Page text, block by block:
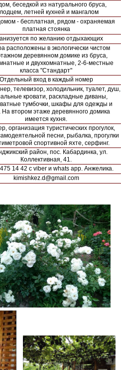
беседкой из натурального бруса,
летней кухней и мангалом
- бесплатная, рядом - охраняемая
платная стоянка
по желанию отдыхающих
расположены в экологически чистом
деревянном домике из бруса,
и двухкомнатные, 2-6-местные
класса "Стандарт"
Отдельный вход в каждый номер
телевизор, холодильник, туалет, душ,
кровати, раскладные диваны,
тумбочки, шкафы для одежды и
На втором этаже деревянного домика
имеется кухня.
организация туристических прогулок,
песни, рыбалка, прогулки
спортивной яхте, серфинг.
район, пос. Кабардинка, ул.
Коллективная, 41.
14 42 с viber и whats app. Анжелика.
kimishkez.d@gmail.com